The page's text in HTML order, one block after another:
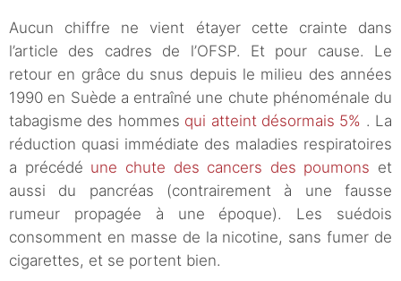
Aucun chiffre ne vient étayer cette crainte dans
l’article des cadres de l’OFSP. Et pour cause. Le
retour en grâce du snus depuis le milieu des années
1990 en Suède a entraîné une chute phénoménale du
tabagisme des hommes qui atteint désormais 5% . La
réduction quasi immédiate des maladies respiratoires
a précédé une chute des cancers des poumons et
aussi du pancréas (contrairement à une fausse
rumeur propagée à une époque). Les suédois
consomment en masse de la nicotine, sans fumer de
cigarettes, et se portent bien.